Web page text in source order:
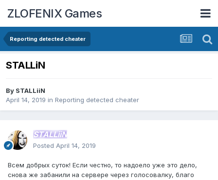
ZLOFENIX Games
Reporting detected cheater
STALLiN
By STALLiiN
April 14, 2019 in Reporting detected cheater
STALLiiN
Posted April 14, 2019
Всем добрых суток! Если честно, то надоело уже это дело,
снова же забанили на сервере через голосовалку, благо